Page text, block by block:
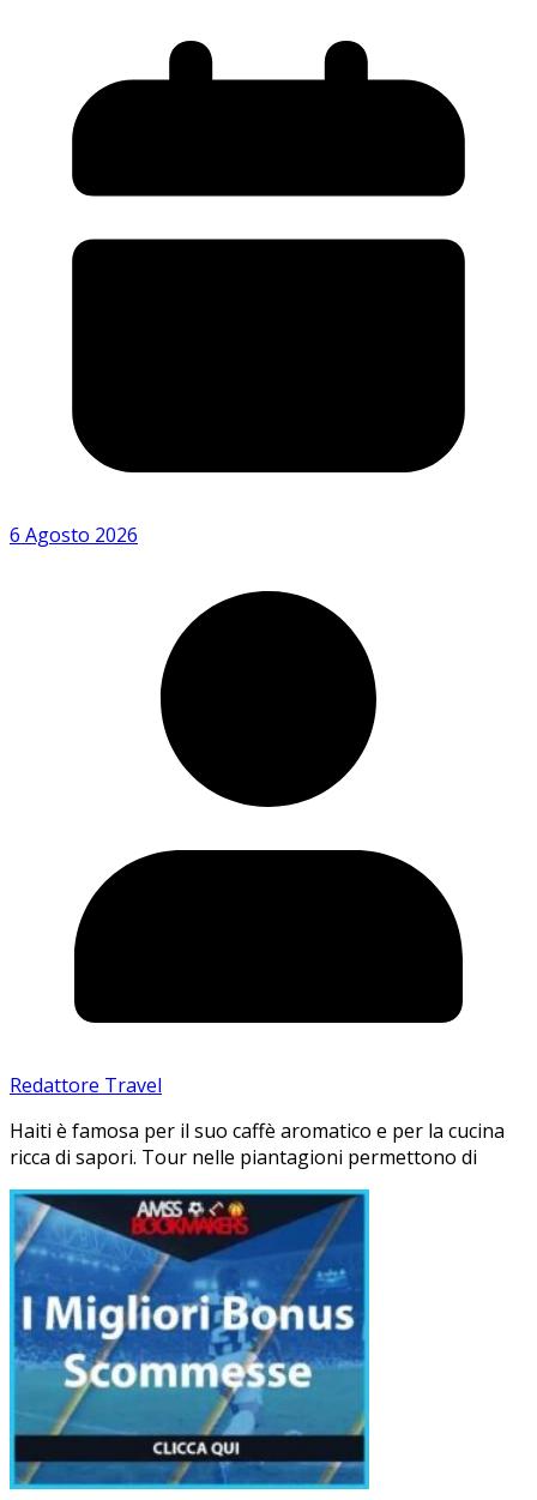
6 Agosto 2026
Redattore Travel
Haiti è famosa per il suo caffè aromatico e per la cucina
ricca di sapori. Tour nelle piantagioni permettono di